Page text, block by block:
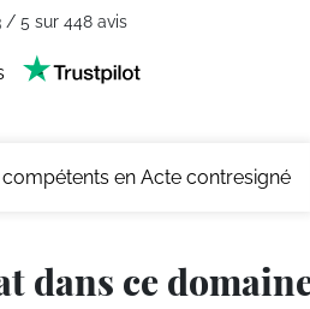
/ 5 sur 448 avis
en Acte contresigné
dans ce